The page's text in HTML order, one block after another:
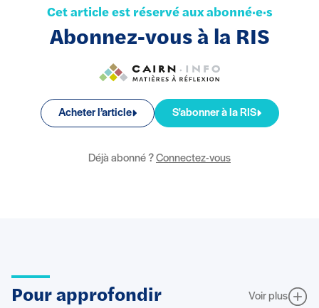
Cet article est réservé aux abonné·e·s
Abonnez-vous à la RIS
Acheter l’article S'abonner à la RIS
Déjà abonné ?Connectez-vous
Pour approfondir Voir plus